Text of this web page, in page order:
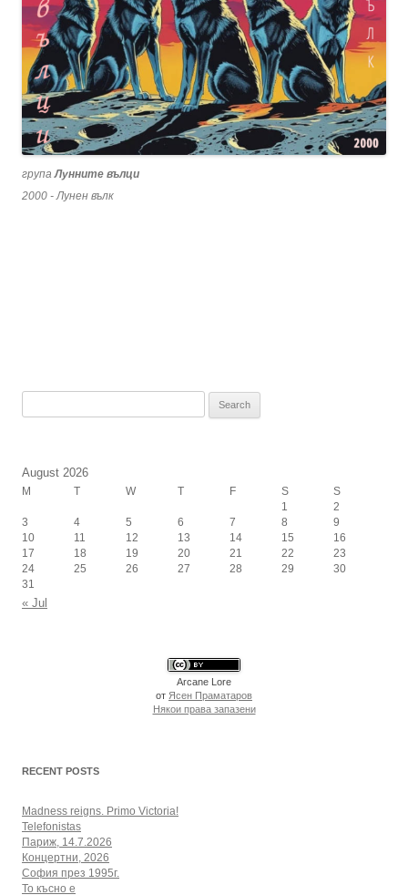
групаЛунните вълци
2000 - Лунен вълк
August 2026
M T W T F S
S
1
2
3
4 5 6 7 8
9
10
11 12 13 14 15
16
17
18 19 20 21 22
23
24
25 26 27 28 29
30
31
« Jul
Arcane Lore
от Ясен Праматаров
Някои права запазени
RECENT POSTS
Madness reigns. Primo Victoria!
Telefonistas
Париж, 14.7.2026
Концертни, 2026
София през 1995г.
То късно е